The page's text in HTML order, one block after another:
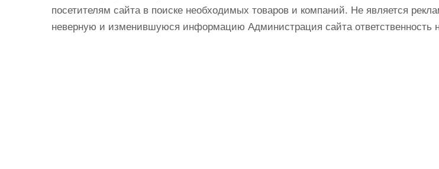
посетителям сайта в поиске необходимых товаров и компаний. Не является
неверную и изменившуюся информацию Администрация сайта ответственность